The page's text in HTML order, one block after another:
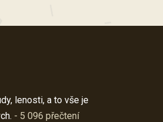
lenosti, a to vše je
- 5 096 přečtení